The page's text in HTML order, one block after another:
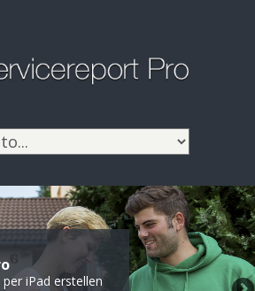
iPad erstellen